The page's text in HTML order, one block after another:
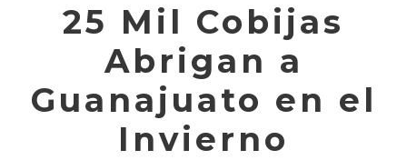
25 Mil Cobijas
Abrigan a
Guanajuato en el
Invierno